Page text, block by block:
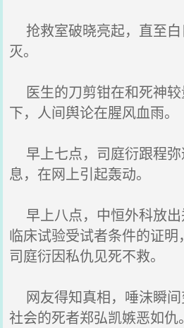
抢救室破晓亮起，直至
灭。
医生的刀剪钳在和死神
下，人间舆论在腥风血雨。
早上七点，司庭衍跟程
息，在网上引起轰动。
早上八点，中恒外科放
临床试验受试者条件的证
司庭衍因私仇见死不救。
网友得知真相，唾沫瞬间
社会的死者郑弘凯嫉恶如仇。